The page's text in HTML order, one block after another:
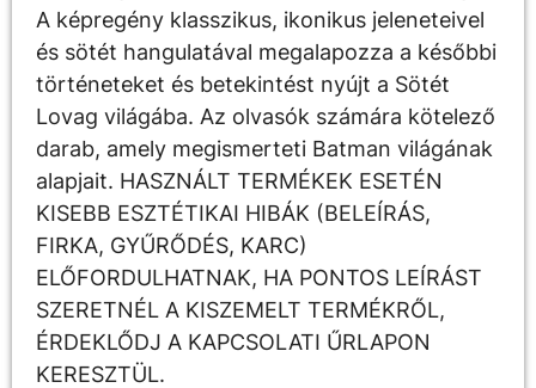
A képregény klasszikus, ikonikus jeleneteivel
és sötét hangulatával megalapozza a későbbi
történeteket és betekintést nyújt a Sötét
Lovag világába. Az olvasók számára kötelező
darab, amely megismerteti Batman világának
alapjait. HASZNÁLT TERMÉKEK ESETÉN
KISEBB ESZTÉTIKAI HIBÁK (BELEÍRÁS,
FIRKA, GYŰRŐDÉS, KARC)
ELŐFORDULHATNAK, HA PONTOS LEÍRÁST
SZERETNÉL A KISZEMELT TERMÉKRŐL,
ÉRDEKLŐDJ A KAPCSOLATI ŰRLAPON
KERESZTÜL.